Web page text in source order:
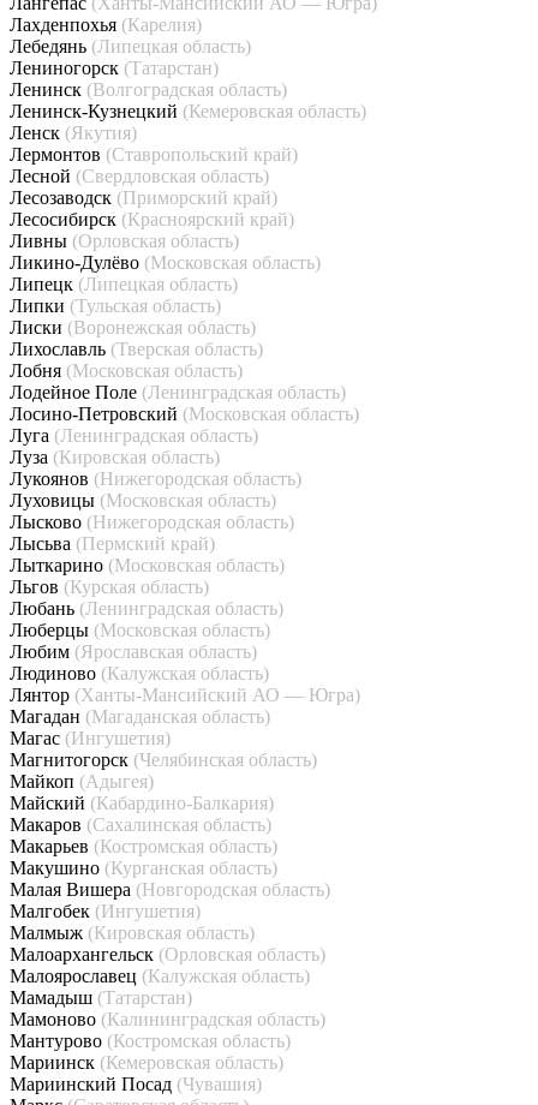
Лахденпохья (Карелия)
Лебедянь (Липецкая область)
Лениногорск (Татарстан)
Ленинск (Волгоградская область)
Ленинск-Кузнецкий (Кемеровская область)
Ленск (Якутия)
Лермонтов (Ставропольский край)
Лесной (Свердловская область)
Лесозаводск (Приморский край)
Лесосибирск (Красноярский край)
Ливны (Орловская область)
Ликино-Дулёво (Московская область)
Липецк (Липецкая область)
Липки (Тульская область)
Лиски (Воронежская область)
Лихославль (Тверская область)
Лобня (Московская область)
Лодейное Поле (Ленинградская область)
Лосино-Петровский (Московская область)
Луга (Ленинградская область)
Луза (Кировская область)
Лукоянов (Нижегородская область)
Луховицы (Московская область)
Лысково (Нижегородская область)
Лысьва (Пермский край)
Лыткарино (Московская область)
Льгов (Курская область)
Любань (Ленинградская область)
Люберцы (Московская область)
Любим (Ярославская область)
Людиново (Калужская область)
Лянтор (Ханты-Мансийский АО — Югра)
Магадан (Магаданская область)
Магас (Ингушетия)
Магнитогорск (Челябинская область)
Майкоп (Адыгея)
Майский (Кабардино-Балкария)
Макаров (Сахалинская область)
Макарьев (Костромская область)
Макушино (Курганская область)
Малая Вишера (Новгородская область)
Малгобек (Ингушетия)
Малмыж (Кировская область)
Малоархангельск (Орловская область)
Малоярославец (Калужская область)
Мамадыш (Татарстан)
Мамоново (Калининградская область)
Мантурово (Костромская область)
Мариинск (Кемеровская область)
Мариинский Посад (Чувашия)